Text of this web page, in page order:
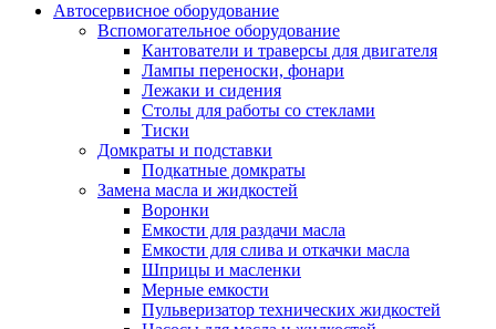
Автосервисное оборудование
Вспомогательное оборудование
Кантователи и траверсы для двигателя
Лампы переноски, фонари
Лежаки и сидения
Столы для работы со стеклами
Тиски
Домкраты и подставки
Подкатные домкраты
Замена масла и жидкостей
Воронки
Емкости для раздачи масла
Емкости для слива и откачки масла
Шприцы и масленки
Мерные емкости
Пульверизатор технических жидкостей